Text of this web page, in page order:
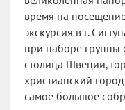
время на
экскурсия в г.
при наборе группы
столица Швеции,
христианский
самое большое